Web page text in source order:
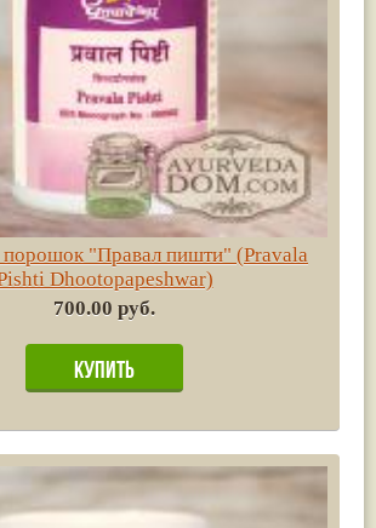
"Правал пишти" (Pravala
Dhootopapeshwar)
700.00 руб.